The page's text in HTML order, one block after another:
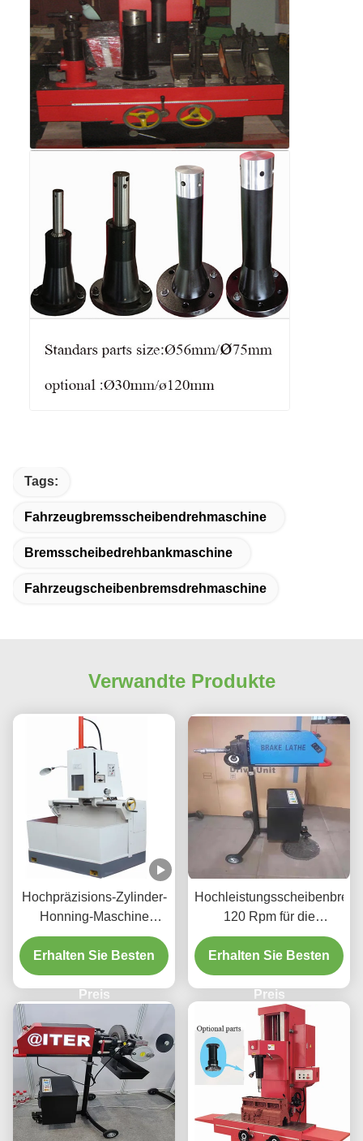
Tags:
Fahrzeugbremsscheibendrehmaschine
Bremsscheibedrehbankmaschine
Fahrzeugscheibenbremsdrehmaschine
Verwandte Produkte
Hochpräzisions-Zylinder-
Honning-Maschine
1.1/1.5kw für Fahrzeuge
Zylinder
Erhalten Sie Besten
Preis
120 Rpm für die
Fahrzeugwartung T2009
Erhalten Sie Besten
Preis